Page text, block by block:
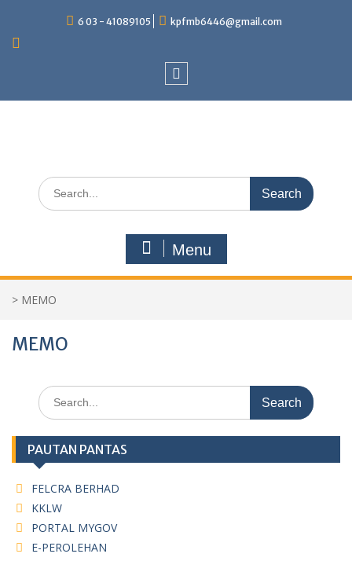
content
6 03 - 41089105 kpfmb6446@gmail.com
Search
for:
Menu
> MEMO
MEMO
Search
for:
PAUTAN PANTAS
FELCRA BERHAD
KKLW
PORTAL MYGOV
E-PEROLEHAN